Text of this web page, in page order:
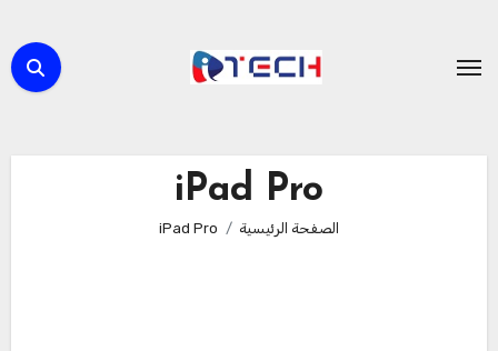
المحتوى
iPad Pro
الصفحة الرئيسية iPad Pro